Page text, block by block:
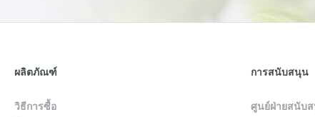
ผลิตภัณฑ์
วิธีการซื้อ
การสนับสนุน
ศูนย์ฝ่ายสนับ